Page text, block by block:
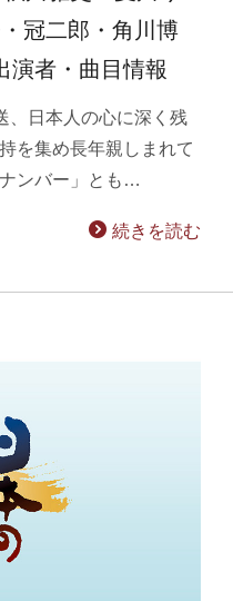
冠二郎・角川博
者・曲目情報
、日本人の心に深く残
を集め長年親しまれて
ンバー」とも…
続きを読む